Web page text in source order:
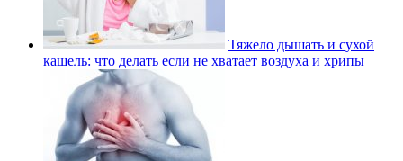
Тяжело дышать и сухой
кашель: что делать если не хватает воздуха и хрипы